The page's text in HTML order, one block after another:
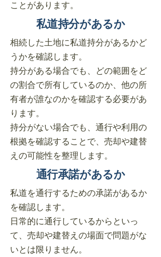
ことがあります。
私道持分があるか
相続した土地に私道持分があるかど
うかを確認します。
持分がある場合でも、どの範囲をど
の割合で所有しているのか、他の所
有者が誰なのかを確認する必要があ
ります。
持分がない場合でも、通行や利用の
根拠を確認することで、売却や建替
えの可能性を整理します。
通行承諾があるか
私道を通行するための承諾があるか
を確認します。
日常的に通行しているからといっ
て、売却や建替えの場面で問題がな
いとは限りません。